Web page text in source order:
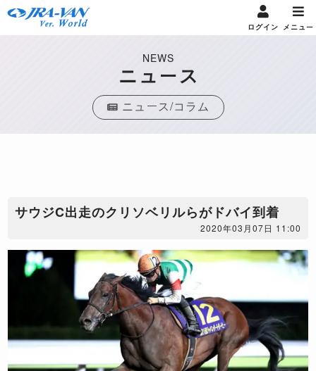
ログイン メニュー
NEWS
ニュース
ニュース/コラム
​サウジC出走のクリソベリルらがドバイ到着
2020年03月07日 11:00